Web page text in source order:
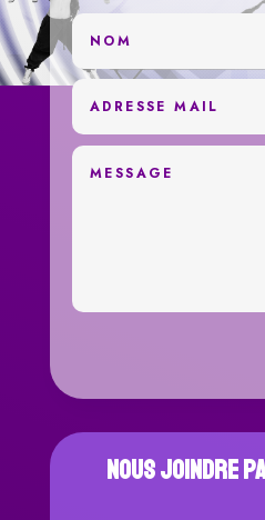
Nous joindre